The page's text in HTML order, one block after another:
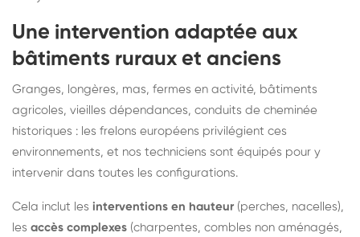
Une intervention adaptée aux
bâtiments ruraux et anciens
Granges, longères, mas, fermes en activité, bâtiments
agricoles, vieilles dépendances, conduits de cheminée
historiques : les frelons européens privilégient ces
environnements, et nos techniciens sont équipés pour y
intervenir dans toutes les configurations.
Cela inclut les interventions en hauteur (perches, nacelles),
les accès complexes (charpentes, combles non aménagés,